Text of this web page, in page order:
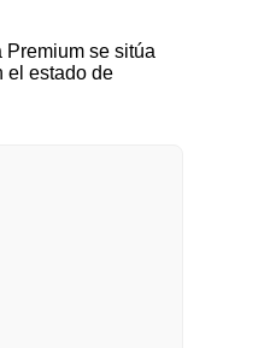
se sitúa
el estado de